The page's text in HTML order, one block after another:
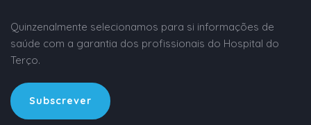
Quinzenalmente selecionamos para si informações de
saúde com a garantia dos profissionais do Hospital do
Terço.
Subscrever